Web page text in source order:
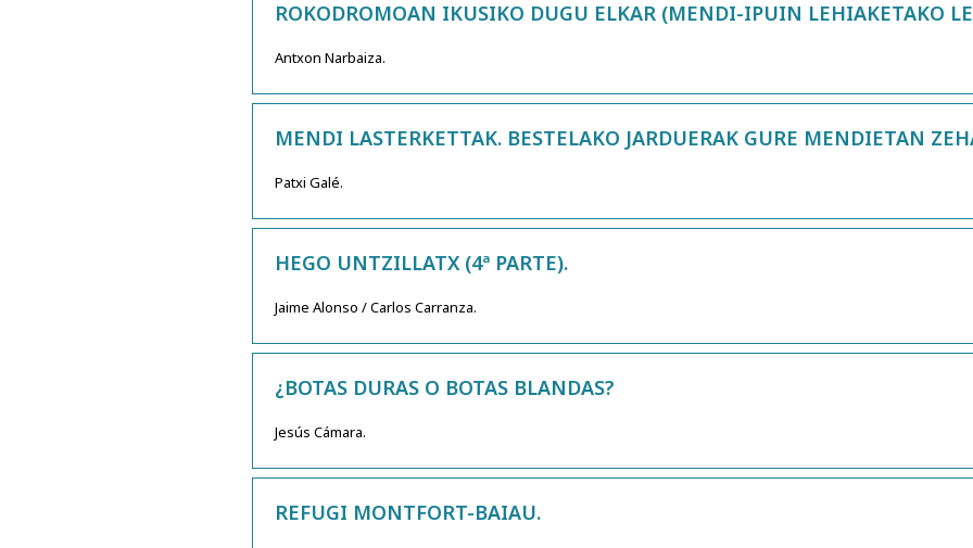
ROKODROMOAN IKUSIKO DUGU ELKAR (MENDI-IPUIN LEHIAKETAKO
Antxon Narbaiza.
MENDI LASTERKETTAK. BESTELAKO JARDUERAK GURE MENDIETAN
Patxi Galé.
HEGO UNTZILLATX (4ª PARTE).
Jaime Alonso / Carlos Carranza.
¿BOTAS DURAS O BOTAS BLANDAS?
Jesús Cámara.
REFUGI MONTFORT-BAIAU.